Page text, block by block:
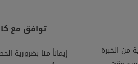
من الخبرة
توافق مع
إيماناً منا بضرورية